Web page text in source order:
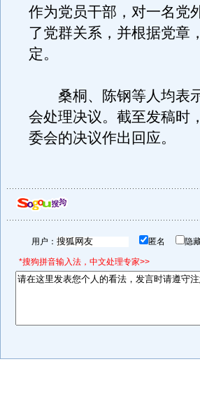
作为党员干部，对一名党
了党群关系，并根据党章
定。
桑桐、陈钢等人均表示
会处理决议。截至发稿时
委会的决议作出回应。
用户： 匿名 隐
*搜狗拼音输入法，中文处理专家>>